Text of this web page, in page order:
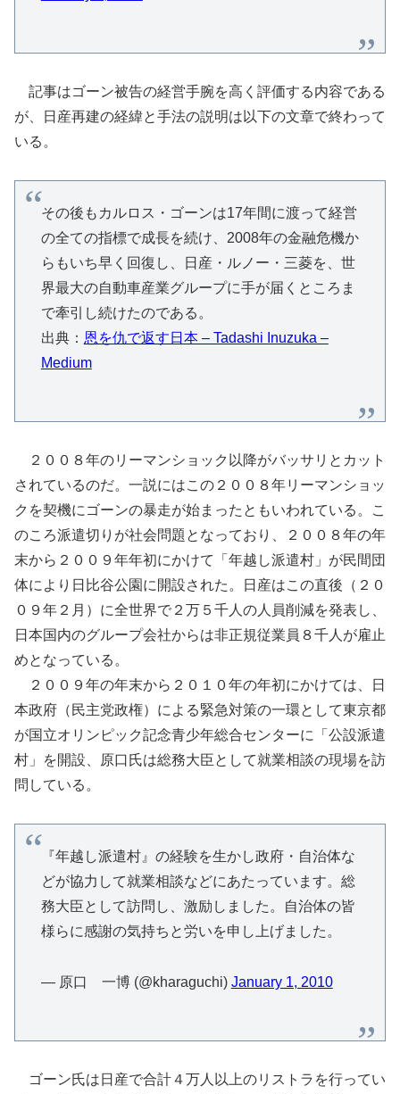
記事はゴーン被告の経営手腕を高く評価する内容である
が、日産再建の経緯と手法の説明は以下の文章で終わって
いる。
その後もカルロス・ゴーンは17年間に渡って経営
の全ての指標で成長を続け、2008年の金融危機か
らもいち早く回復し、日産・ルノー・三菱を、世
界最大の自動車産業グループに手が届くところま
で牽引し続けたのである。
出典： 恩を仇で返す日本 – Tadashi Inuzuka –
Medium
２００８年のリーマンショック以降がバッサリとカット
されているのだ。一説にはこの２００８年リーマンショッ
クを契機にゴーンの暴走が始まったともいわれている。こ
のころ派遣切りが社会問題となっており、２００８年の年
末から２００９年年初にかけて「年越し派遣村」が民間団
体により日比谷公園に開設された。日産はこの直後（２０
０９年２月）に全世界で２万５千人の人員削減を発表し、
日本国内のグループ会社からは非正規従業員８千人が雇止
めとなっている。
２００９年の年末から２０１０年の年初にかけては、日
本政府（民主党政権）による緊急対策の一環として東京都
が国立オリンピック記念青少年総合センターに「公設派遣
村」を開設、原口氏は総務大臣として就業相談の現場を訪
問している。
『年越し派遣村』の経験を生かし政府・自治体な
どが協力して就業相談などにあたっています。総
務大臣として訪問し、激励しました。自治体の皆
様らに感謝の気持ちと労いを申し上げました。
— 原口 一博 (@kharaguchi) January 1, 2010
ゴーン氏は日産で合計４万人以上のリストラを行ってい